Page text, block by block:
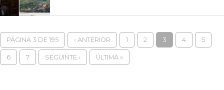
PÁGINA 3 DE 195 ‹ ANTERIOR 1 2 3 4 5
6 7 SEGUINTE › ÚLTIMA »